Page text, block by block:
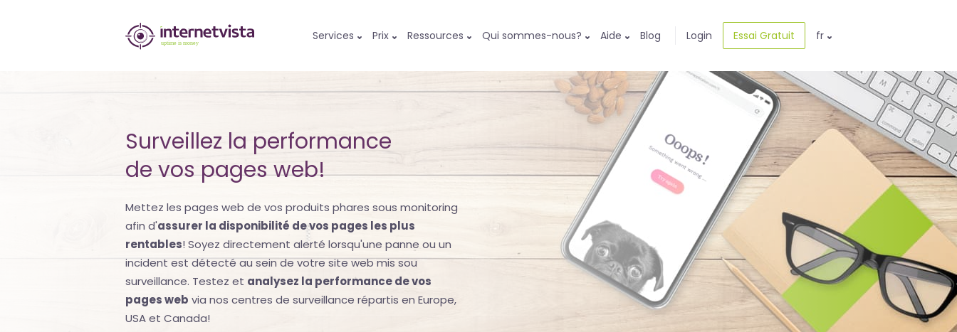
internetvista
de
site
web
et
de
services
internet-
Services Prix Ressources Qui sommes-nous? Aide Blog Login Essai Gratuit fr
Surveillez la performance
de vos pages web!
Mettez les pages web de vos produits phares sous monitoring
afin d'assurer la disponibilité de vos pages les plus
rentables! Soyez directement alerté lorsqu'une panne ou un
incident est détecté au sein de votre site web mis sou
surveillance. Testez et analysez la performance de vos
pages web via nos centres de surveillance répartis en Europe,
USA et Canada!